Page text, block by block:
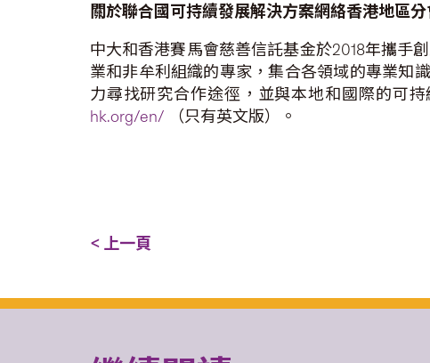
關於聯合國可持續發展解決方案網絡香港地區分
中大和香港賽馬會慈善信託基金於2018年攜手
業和非牟利組織的專家，集合各領域的專業知
力尋找研究合作途徑，並與本地和國際的可
hk.org/en/ （只有英文版）。
< 上一頁